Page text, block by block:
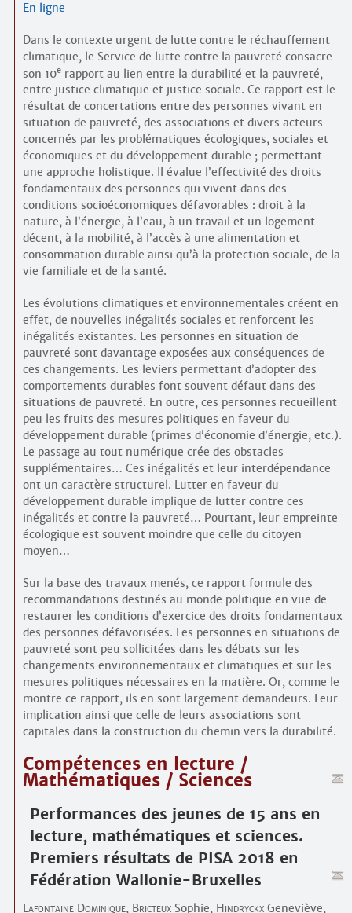
En ligne
Dans le contexte urgent de lutte contre le réchauffement
climatique, le Service de lutte contre la pauvreté consacre
son 10erapport au lien entre la durabilité et la pauvreté,
entre justice climatique et justice sociale. Ce rapport est le
résultat de concertations entre des personnes vivant en
situation de pauvreté, des associations et divers acteurs
concernés par les problématiques écologiques, sociales et
économiques et du développement durable ; permettant
une approche holistique. Il évalue l’effectivité des droits
fondamentaux des personnes qui vivent dans des
conditions socioéconomiques défavorables : droit à la
nature, à l’énergie, à l’eau, à un travail et un logement
décent, à la mobilité, à l’accès à une alimentation et
consommation durable ainsi qu’à la protection sociale, de la
vie familiale et de la santé.
Les évolutions climatiques et environnementales créent en
effet, de nouvelles inégalités sociales et renforcent les
inégalités existantes. Les personnes en situation de
pauvreté sont davantage exposées aux conséquences de
ces changements. Les leviers permettant d’adopter des
comportements durables font souvent défaut dans des
situations de pauvreté. En outre, ces personnes recueillent
peu les fruits des mesures politiques en faveur du
développement durable (primes d’économie d’énergie, etc.).
Le passage au tout numérique crée des obstacles
supplémentaires… Ces inégalités et leur interdépendance
ont un caractère structurel. Lutter en faveur du
développement durable implique de lutter contre ces
inégalités et contre la pauvreté… Pourtant, leur empreinte
écologique est souvent moindre que celle du citoyen
moyen…
Sur la base des travaux menés, ce rapport formule des
recommandations destinés au monde politique en vue de
restaurer les conditions d’exercice des droits fondamentaux
des personnes défavorisées. Les personnes en situations de
pauvreté sont peu sollicitées dans les débats sur les
changements environnementaux et climatiques et sur les
mesures politiques nécessaires en la matière. Or, comme le
montre ce rapport, ils en sont largement demandeurs. Leur
implication ainsi que celle de leurs associations sont
capitales dans la construction du chemin vers la durabilité.
Compétences en lecture /
Mathématiques / Sciences
Performances des jeunes de 15 ans en
lecture, mathématiques et sciences.
Premiers résultats de PISA 2018 en
Fédération Wallonie-Bruxelles
Lafontaine Dominique, BricteuxSophie, HindryckxGeneviève,